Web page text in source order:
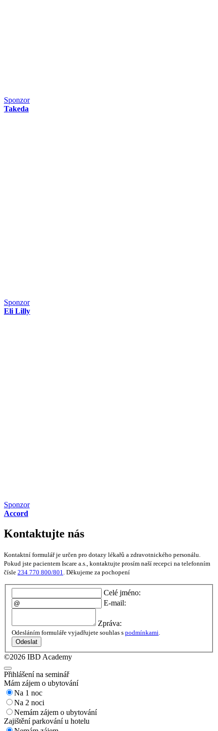
Sponzor
Takeda
Sponzor
Eli Lilly
Sponzor
Accord
Kontaktujte nás
Kontaktní formulář je určen pro dotazy lékařů a zdravotnického personálu.
Pokud jste pacientem Iscare a.s., kontaktujte prosím naší recepci na telefonním
čísle 234 770 800/801. Děkujeme za pochopení
Celé jméno:
E-mail:
Zpráva:
Odesláním formuláře vyjadřujete souhlas s podmínkami
Odeslat
©2026 IBD Academy
Přihlášení na seminář
Mám zájem o ubytování
Na 1 noc
Na 2 noci
Nemám zájem o ubytování
Zajištění parkování u hotelu